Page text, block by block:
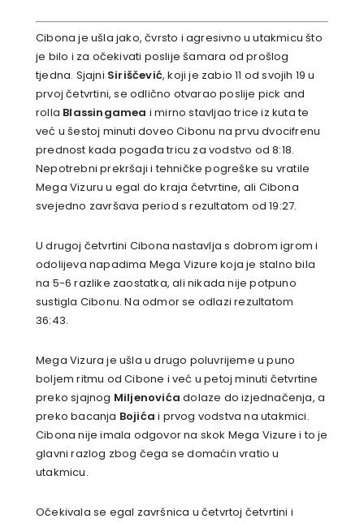
Cibona je ušla jako, čvrsto i agresivno u utakmicu što
je bilo i za očekivati poslije šamara od prošlog
tjedna. Sjajni Siriščević, koji je zabio 11 od svojih 19 u
prvoj četvrtini, se odlično otvarao poslije pick and
rolla Blassingamea i mirno stavljao trice iz kuta te
već u šestoj minuti doveo Cibonu na prvu dvocifrenu
prednost kada pogađa tricu za vodstvo od 8:18.
Nepotrebni prekršaji i tehničke pogreške su vratile
Mega Vizuru u egal do kraja četvrtine, ali Cibona
svejedno završava period s rezultatom od 19:27.
U drugoj četvrtini Cibona nastavlja s dobrom igrom i
odolijeva napadima Mega Vizure koja je stalno bila
na 5-6 razlike zaostatka, ali nikada nije potpuno
sustigla Cibonu. Na odmor se odlazi rezultatom
36:43.
Mega Vizura je ušla u drugo poluvrijeme u puno
boljem ritmu od Cibone i već u petoj minuti četvrtine
preko sjajnog Miljenovića dolaze do izjednačenja, a
preko bacanja Bojića i prvog vodstva na utakmici.
Cibona nije imala odgovor na skok Mega Vizure i to je
glavni razlog zbog čega se domaćin vratio u
utakmicu.
Očekivala se egal završnica u četvrtoj četvrtini i